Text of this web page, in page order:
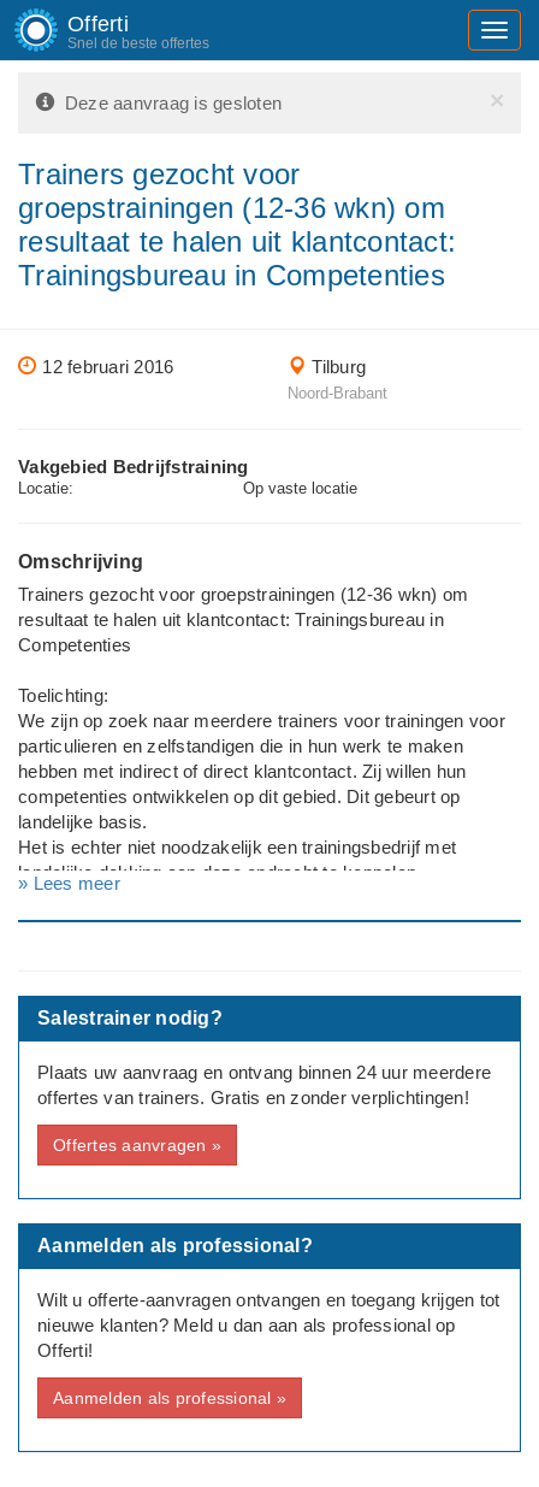
Offerti
Snel de beste offertes
×
Deze aanvraag is gesloten
Trainers gezocht voor
groepstrainingen (12-36 wkn) om
resultaat te halen uit klantcontact:
Trainingsbureau in Competenties
12 februari 2016 Tilburg
Noord-Brabant
Vakgebied Bedrijfstraining
Locatie: Op vaste locatie
Omschrijving
Trainers gezocht voor groepstrainingen (12-36 wkn) om
resultaat te halen uit klantcontact: Trainingsbureau in
Competenties
Toelichting:
We zijn op zoek naar meerdere trainers voor trainingen voor
particulieren en zelfstandigen die in hun werk te maken
hebben met indirect of direct klantcontact. Zij willen hun
competenties ontwikkelen op dit gebied. Dit gebeurt op
landelijke basis.
Het is echter niet noodzakelijk een trainingsbedrijf met
landelijke dekking aan deze opdracht te koppelen.
Inhoudelijk
gedrags- en vaardigheidstrainingen voor een brede doelgroep
(van accountant tot strategisch accountmanager).
hebben met klantcontacten en ook met salesvaardigheden, of
in ieder geval resultaat halen uit het klantcontact.
Training
volledig spectrum aan competenties, een traject van 12 tot 36
trainingen.
De trainers kunnen zelf bepalen, in overleg met de groepen
die getraind gaan worden, waar en wanneer de sessies
plaatsvinden.
Wij zullen hierin als bedrijf natuurlijk een bemiddelende rol
spelen.
Bedrijfsgegevens
» Lees meer
Salestrainer nodig?
Plaats uw aanvraag en ontvang binnen 24 uur meerdere
offertes van trainers. Gratis en zonder verplichtingen!
Offertes aanvragen »
Aanmelden als professional?
Wilt u offerte-aanvragen ontvangen en toegang krijgen tot
nieuwe klanten? Meld u dan aan als professional op
Offerti!
Aanmelden als professional »